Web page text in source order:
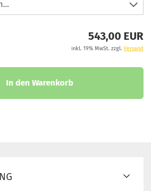
543,00 EUR
inkl. 19% MwSt. zzgl. Versand
In den Warenkorb